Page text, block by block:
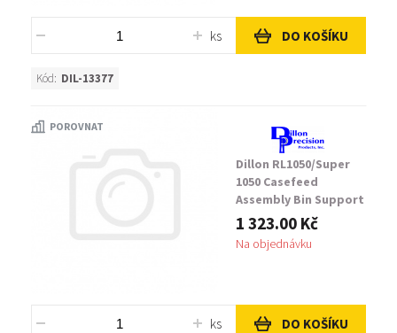
ks DO KOŠÍKU
Kód: DIL-13377
POROVNAT
Dillon RL1050/Super
1050 Casefeed
Assembly Bin Support
Bracket
1 323.00 Kč
Na objednávku
ks DO KOŠÍKU